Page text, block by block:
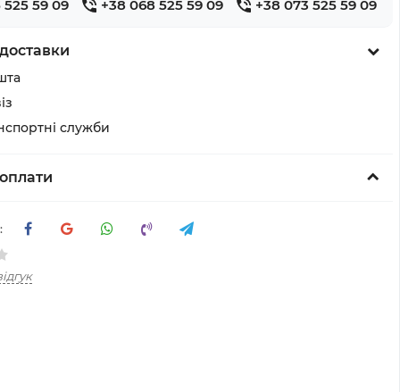
525 59 09 +38 068 525 59 09 +38 073 525 59 09
служби